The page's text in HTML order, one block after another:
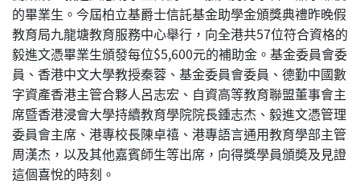
的畢業生。今屆柏立基爵士信託基金助學金頒獎典禮昨晚假
教育局九龍塘教育服務中心舉行，向全港共57位符合資格的
毅進文憑畢業生頒發每位$5,600元的補助金。基金委員會委
員、香港中文大學教授秦蓉、基金委員會委員、德勤中國數
字資產香港主管合夥人呂志宏、自資高等教育聯盟董事會主
席暨香港浸會大學持續教育學院院長鍾志杰、毅進文憑管理
委員會主席、港專校長陳卓禧、港專語言通用教育學部主管
周漢杰，以及其他嘉賓師生等出席，向得獎學員頒奬及見證
這個喜悅的時刻。